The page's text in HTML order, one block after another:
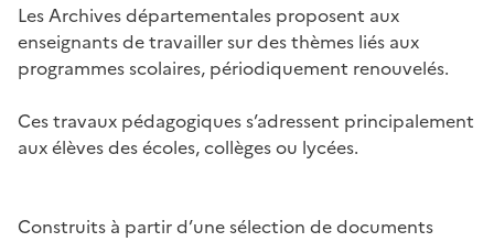
Les Archives départementales proposent aux
enseignants de travailler sur des thèmes liés aux
programmes scolaires, périodiquement renouvelés.
Ces travaux pédagogiques s’adressent principalement
aux élèves des écoles, collèges ou lycées.
Construits à partir d’une sélection de documents